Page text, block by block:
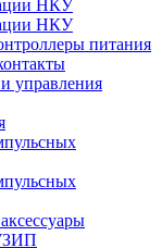
НКУ
НКУ
питания
управления